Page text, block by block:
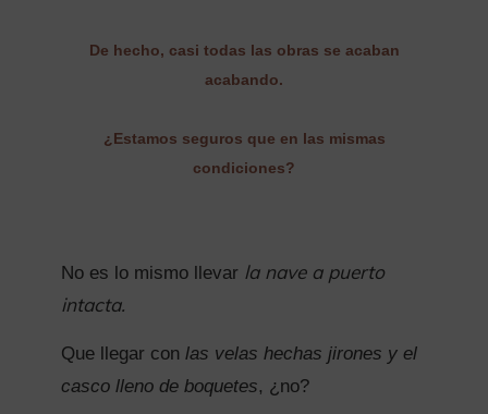
De hecho, casi todas las obras se acaban
acabando.
¿Estamos seguros que en las mismas
condiciones?
No es lo mismo llevar la nave a puerto
intacta.
Que llegar con las velas hechas jirones y el
casco lleno de boquetes, ¿no?